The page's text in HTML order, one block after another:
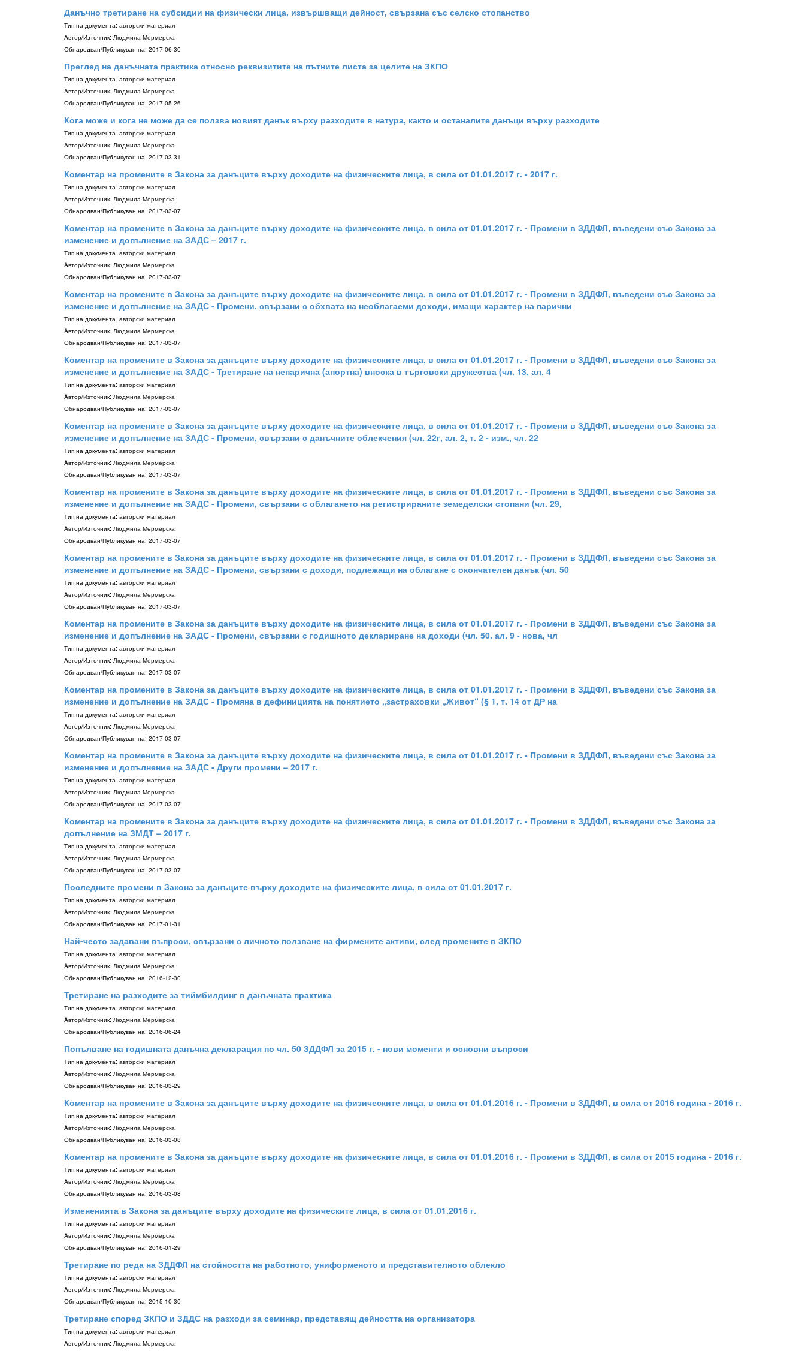
Данъчно третиране на субсидии на физически лица, извършващи дейност, свързана със селско стопанство
Тип на документа: авторски материал
Aвтор/Източник: Людмила Мермерска
Обнародван/Публикуван на: 2017-06-30
Преглед на данъчната практика относно реквизитите на пътните листа за целите на ЗКПО
Тип на документа: авторски материал
Aвтор/Източник: Людмила Мермерска
Обнародван/Публикуван на: 2017-05-26
Кога може и кога не може да се ползва новият данък върху разходите в натура, както и останалите данъци върху разходите
Тип на документа: авторски материал
Aвтор/Източник: Людмила Мермерска
Обнародван/Публикуван на: 2017-03-31
Коментар на промените в Закона за данъците върху доходите на физическите лица, в сила от 01.01.2017 г. - 2017 г.
Тип на документа: авторски материал
Aвтор/Източник: Людмила Мермерска
Обнародван/Публикуван на: 2017-03-07
Коментар на промените в Закона за данъците върху доходите на физическите лица, в сила от 01.01.2017 г. - Промени в ЗДДФЛ, въведени със Закона за
изменение и допълнение на ЗАДС – 2017 г.
Тип на документа: авторски материал
Aвтор/Източник: Людмила Мермерска
Обнародван/Публикуван на: 2017-03-07
Коментар на промените в Закона за данъците върху доходите на физическите лица, в сила от 01.01.2017 г. - Промени в ЗДДФЛ, въведени със Закона за
изменение и допълнение на ЗАДС - Промени, свързани с обхвата на необлагаеми доходи, имащи характер на парични
Тип на документа: авторски материал
Aвтор/Източник: Людмила Мермерска
Обнародван/Публикуван на: 2017-03-07
Коментар на промените в Закона за данъците върху доходите на физическите лица, в сила от 01.01.2017 г. - Промени в ЗДДФЛ, въведени със Закона за
изменение и допълнение на ЗАДС - Третиране на непарична (апортна) вноска в търговски дружества (чл. 13, ал. 4
Тип на документа: авторски материал
Aвтор/Източник: Людмила Мермерска
Обнародван/Публикуван на: 2017-03-07
Коментар на промените в Закона за данъците върху доходите на физическите лица, в сила от 01.01.2017 г. - Промени в ЗДДФЛ, въведени със Закона за
изменение и допълнение на ЗАДС - Промени, свързани с данъчните облекчения (чл. 22г, ал. 2, т. 2 - изм., чл. 22
Тип на документа: авторски материал
Aвтор/Източник: Людмила Мермерска
Обнародван/Публикуван на: 2017-03-07
Коментар на промените в Закона за данъците върху доходите на физическите лица, в сила от 01.01.2017 г. - Промени в ЗДДФЛ, въведени със Закона за
изменение и допълнение на ЗАДС - Промени, свързани с облагането на регистрираните земеделски стопани (чл. 29,
Тип на документа: авторски материал
Aвтор/Източник: Людмила Мермерска
Обнародван/Публикуван на: 2017-03-07
Коментар на промените в Закона за данъците върху доходите на физическите лица, в сила от 01.01.2017 г. - Промени в ЗДДФЛ, въведени със Закона за
изменение и допълнение на ЗАДС - Промени, свързани с доходи, подлежащи на облагане с окончателен данък (чл. 50
Тип на документа: авторски материал
Aвтор/Източник: Людмила Мермерска
Обнародван/Публикуван на: 2017-03-07
Коментар на промените в Закона за данъците върху доходите на физическите лица, в сила от 01.01.2017 г. - Промени в ЗДДФЛ, въведени със Закона за
изменение и допълнение на ЗАДС - Промени, свързани с годишното деклариране на доходи (чл. 50, ал. 9 - нова, чл
Тип на документа: авторски материал
Aвтор/Източник: Людмила Мермерска
Обнародван/Публикуван на: 2017-03-07
Коментар на промените в Закона за данъците върху доходите на физическите лица, в сила от 01.01.2017 г. - Промени в ЗДДФЛ, въведени със Закона за
изменение и допълнение на ЗАДС - Промяна в дефиницията на понятието „застраховки „Живот“ (§ 1, т. 14 от ДР на
Тип на документа: авторски материал
Aвтор/Източник: Людмила Мермерска
Обнародван/Публикуван на: 2017-03-07
Коментар на промените в Закона за данъците върху доходите на физическите лица, в сила от 01.01.2017 г. - Промени в ЗДДФЛ, въведени със Закона за
изменение и допълнение на ЗАДС - Други промени – 2017 г.
Тип на документа: авторски материал
Aвтор/Източник: Людмила Мермерска
Обнародван/Публикуван на: 2017-03-07
Коментар на промените в Закона за данъците върху доходите на физическите лица, в сила от 01.01.2017 г. - Промени в ЗДДФЛ, въведени със Закона за
допълнение на ЗМДТ – 2017 г.
Тип на документа: авторски материал
Aвтор/Източник: Людмила Мермерска
Обнародван/Публикуван на: 2017-03-07
Последните промени в Закона за данъците върху доходите на физическите лица, в сила от 01.01.2017 г.
Тип на документа: авторски материал
Aвтор/Източник: Людмила Мермерска
Обнародван/Публикуван на: 2017-01-31
Най-често задавани въпроси, свързани с личното ползване на фирмените активи, след промените в ЗКПО
Тип на документа: авторски материал
Aвтор/Източник: Людмила Мермерска
Обнародван/Публикуван на: 2016-12-30
Третиране на разходите за тиймбилдинг в данъчната практика
Тип на документа: авторски материал
Aвтор/Източник: Людмила Мермерска
Обнародван/Публикуван на: 2016-06-24
Попълване на годишната данъчна декларация по чл. 50 ЗДДФЛ за 2015 г. - нови моменти и основни въпроси
Тип на документа: авторски материал
Aвтор/Източник: Людмила Мермерска
Обнародван/Публикуван на: 2016-03-29
Коментар на промените в Закона за данъците върху доходите на физическите лица, в сила от 01.01.2016 г. - Промени в ЗДДФЛ, в сила от 2016 година - 2016 г.
Тип на документа: авторски материал
Aвтор/Източник: Людмила Мермерска
Обнародван/Публикуван на: 2016-03-08
Коментар на промените в Закона за данъците върху доходите на физическите лица, в сила от 01.01.2016 г. - Промени в ЗДДФЛ, в сила от 2015 година - 2016 г.
Тип на документа: авторски материал
Aвтор/Източник: Людмила Мермерска
Обнародван/Публикуван на: 2016-03-08
Измененията в Закона за данъците върху доходите на физическите лица, в сила от 01.01.2016 г.
Тип на документа: авторски материал
Aвтор/Източник: Людмила Мермерска
Обнародван/Публикуван на: 2016-01-29
Третиране по реда на ЗДДФЛ на стойността на работното, униформеното и представителното облекло
Тип на документа: авторски материал
Aвтор/Източник: Людмила Мермерска
Обнародван/Публикуван на: 2015-10-30
Третиране според ЗКПО и ЗДДС на разходи за семинар, представящ дейността на организатора
Тип на документа: авторски материал
Aвтор/Източник: Людмила Мермерска